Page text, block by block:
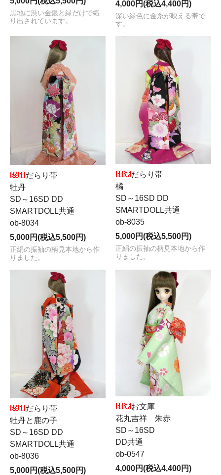
黒地に渋い金銀と緑だけで織
り出されています。
4,000円(税込4,400円)
深い緑色に金糸が映える帯で
す。
だらり帯
牡丹
SD～16SD DD
SMARTDOLL共通
ob-8034
5,000円(税込5,500円)
正絹の振袖の柄見本地から作
りました。
だらり帯
橘
SD～16SD DD
SMARTDOLL共通
ob-8035
5,000円(税込5,500円)
正絹の振袖の柄見本地から作
りました。
だらり帯
牡丹と鹿の子
SD～16SD DD
SMARTDOLL共通
ob-8036
5,000円(税込5,500円)
お文庫
花丸吉祥 朱赤
SD～16SD
DD共通
ob-0547
4,000円(税込4,400円)